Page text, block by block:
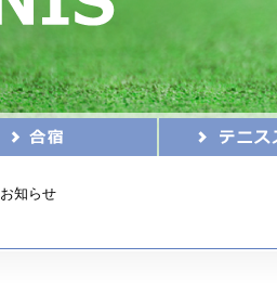
お知らせ